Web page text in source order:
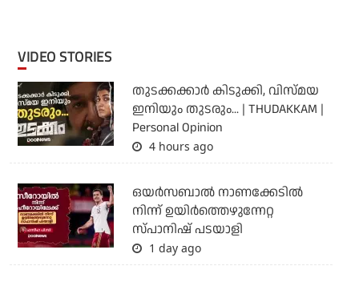
VIDEO STORIES
തുടക്കക്കാര്‍ കിടുക്കി, വിസ്മയ
ഇനിയും തുടരും... | THUDAKKAM |
Personal Opinion
4 hours ago
ഒയര്‍സബാൽ നാണക്കേടിൽ
നിന്ന് ഉയിർത്തെഴുന്നേറ്റ
സ്പാനിഷ് പടയാളി
1 day ago